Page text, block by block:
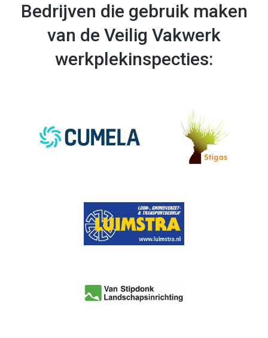
Bedrijven die gebruik maken
van de Veilig Vakwerk
werkplekinspecties: